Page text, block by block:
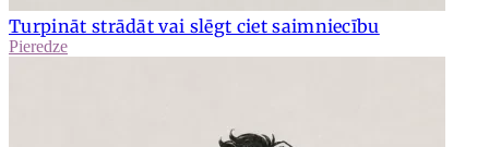
Turpināt strādāt vai slēgt ciet saimniecību
Pieredze